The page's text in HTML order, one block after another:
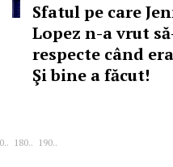
Sfatul pe care
Lopez n-a vrut
respecte când
Şi bine a făcut!
180.. 190..